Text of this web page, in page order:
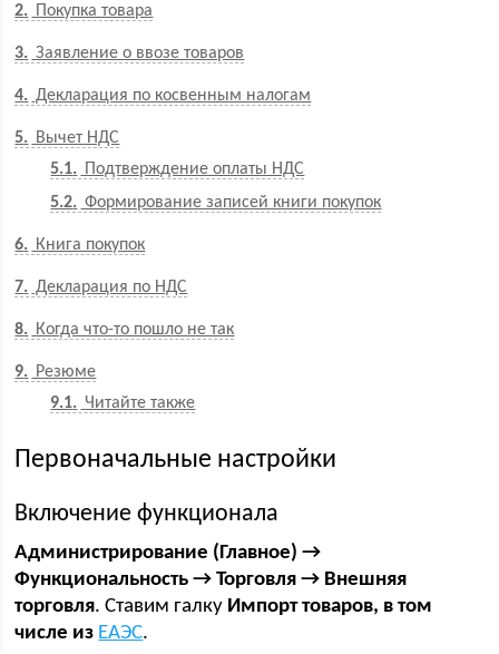
2 Покупка товара
3 Заявление о ввозе товаров
4 Декларация по косвенным налогам
5
Вычет НДС
5.1
Подтверждение оплаты НДС
5.2
Формирование записей книги покупок
6 Книга покупок
7 Декларация по НДС
8 Когда что-то пошло не так
9
Резюме
9.1
Читайте также
Первоначальные настройки
Включение функционала
Администрирование (Главное) →
Функциональность → Торговля → Внешняя
торговля. Ставим галку Импорт товаров, в том
числе из ЕАЭС.